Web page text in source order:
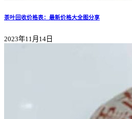
茶叶回收价格表：最新价格大全图分享
2023年11月14日